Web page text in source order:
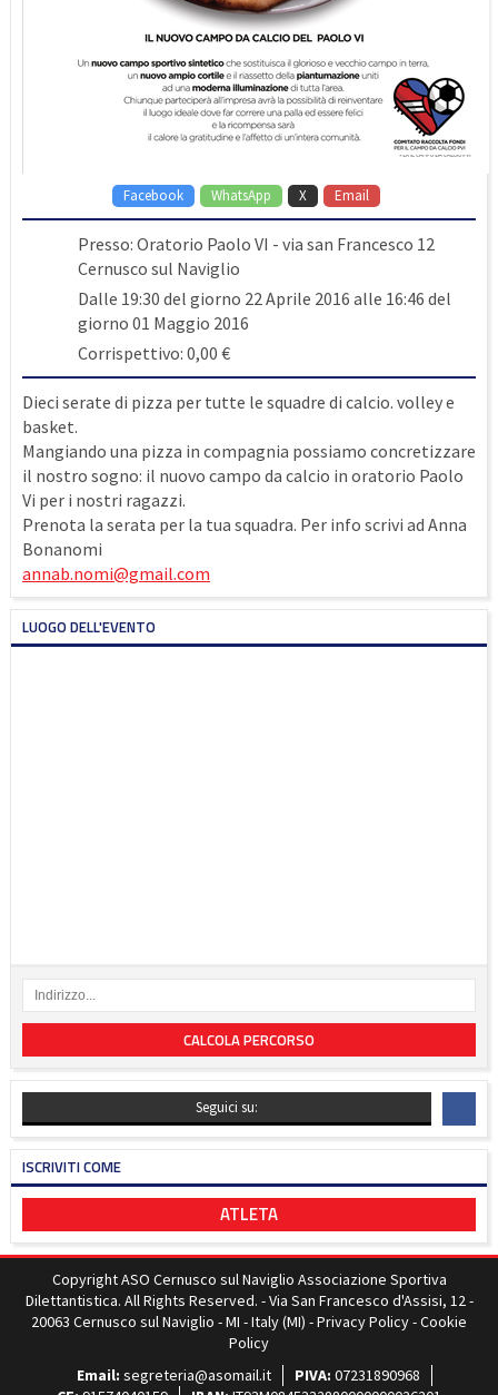
Facebook WhatsApp X Email
Presso: Oratorio Paolo VI - via san Francesco 12
Cernusco sul Naviglio
Dalle 19:30 del giorno 22 Aprile 2016 alle 16:46 del
giorno 01 Maggio 2016
Corrispettivo: 0,00 €
Dieci serate di pizza per tutte le squadre di calcio. volley e
basket.
Mangiando una pizza in compagnia possiamo concretizzare
il nostro sogno: il nuovo campo da calcio in oratorio Paolo
Vi per i nostri ragazzi.
Prenota la serata per la tua squadra. Per info scrivi ad Anna
Bonanomi
annab.nomi@gmail.com
LUOGO DELL'EVENTO
CALCOLA PERCORSO
Seguici su:
ISCRIVITI COME
ATLETA
Copyright ASO Cernusco sul Naviglio Associazione Sportiva
Dilettantistica. All Rights Reserved. - Via San Francesco d'Assisi, 12 -
20063 Cernusco sul Naviglio - MI - Italy (MI) -Privacy Policy-Cookie
Policy
Email: segreteria@asomail.it PIVA: 07231890968